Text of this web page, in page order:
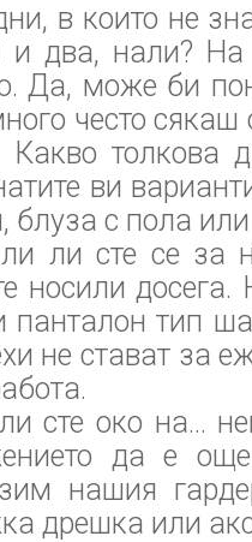
в които не
и два, нали?
Да, може би
често сякаш
Какво толкова
ви
блуза с пола
ли сте се за
носили
панталон тип
не стават за
сте око на...
да е
нашия
дрешка или